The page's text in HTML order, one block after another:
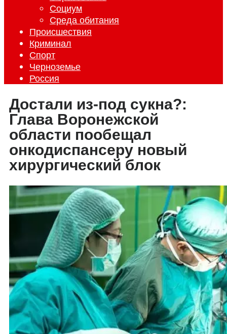
Социум
Среда обитания
Происшествия
Криминал
Спорт
Черноземье
Россия
Достали из-под сукна?:
Глава Воронежской
области пообещал
онкодиспансеру новый
хирургический блок